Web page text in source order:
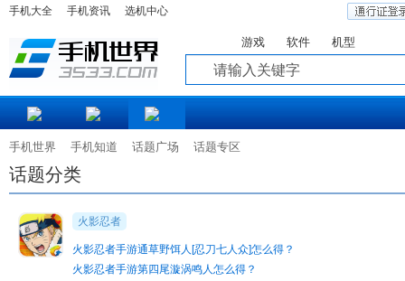
手机大全 手机资讯 选机中心
游戏 软件 机型
手机世界 手机知道 话题广场 话题专区
话题分类
火影忍者
火影忍者手游通草野饵人[忍刀七人众]怎么得？
火影忍者手游第四尾漩涡鸣人怎么得？